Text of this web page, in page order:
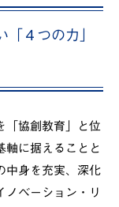
４つの力」
「協創教育」と位
軸に据えることと
中身を充実、深化
ノベーション・リ